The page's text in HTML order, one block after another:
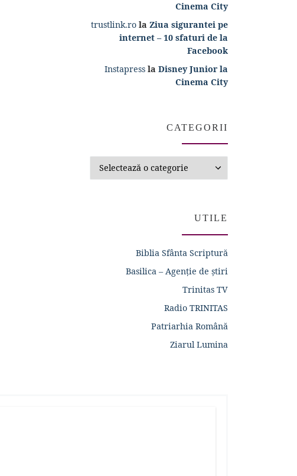
Cinema City
trustlink.ro la Ziua sigurantei pe
internet – 10 sfaturi de la
Facebook
Instapress la Disney Junior la
Cinema City
CATEGORII
UTILE
Biblia Sfânta Scriptură
Basilica – Agenție de știri
Trinitas TV
Radio TRINITAS
Patriarhia Română
Ziarul Lumina